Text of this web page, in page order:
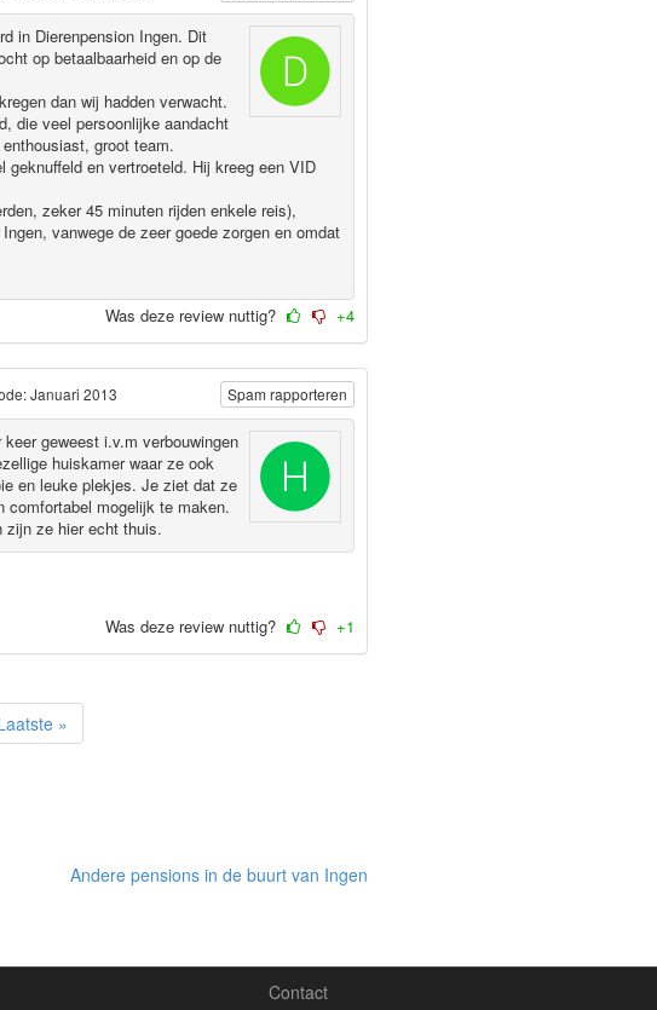
in Dierenpension Ingen. Dit
op betaalbaarheid en op de
dan wij hadden verwacht.
die veel persoonlijke aandacht
groot team.
en vertroeteld. Hij kreeg een VID
zeker 45 minuten rijden enkele reis),
vanwege de zeer goede zorgen en omdat
Was deze review nuttig? +4
Januari 2013
geweest i.v.m verbouwingen
huiskamer waar ze ook
en leuke plekjes. Je ziet dat ze
comfortabel mogelijk te maken.
zijn ze hier echt thuis.
Spam rapporteren
Was deze review nuttig? +1
»
Andere pensions in de buurt van Ingen
Contact